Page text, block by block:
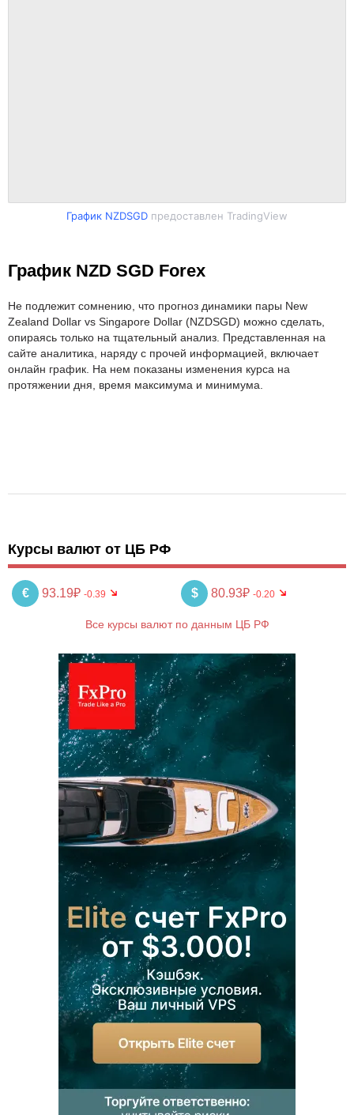
График NZDSGD предоставлен TradingView
График NZD SGD Forex
Не подлежит сомнению, что прогноз динамики пары New
Zealand Dollar vs Singapore Dollar (NZDSGD) можно сделать,
опираясь только на тщательный анализ. Представленная на
сайте аналитика, наряду с прочей информацией, включает
онлайн график. На нем показаны изменения курса на
протяжении дня, время максимума и минимума.
Курсы валют от ЦБ РФ
€ 93.19₽ -0.39 $ 80.93₽ -0.20
Все курсы валют по данным ЦБ РФ